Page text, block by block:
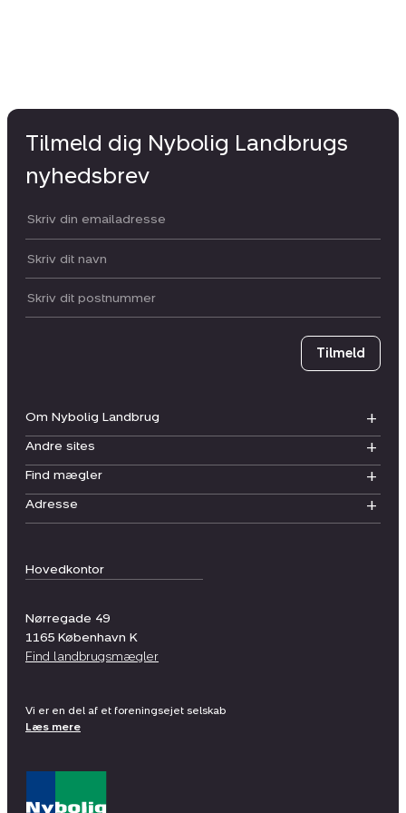
Hovedkontor
Nørregade 49
1165 København K
Find landbrugsmægler
Om Nybolig Landbrug
Andre sites
Find mægler
Adresse
Tilmeld dig Nybolig Landbrugs
nyhedsbrev
Din email:
Dit navn:
Postnummer
Tilmeld
Vi er en del af et foreningsejet selskab
Læs mere